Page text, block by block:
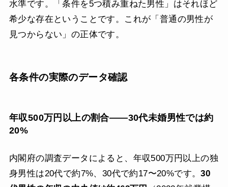
水準です。「条件を5つ積み重ねた男性」はそれほど
希少な存在ということです。これが「普通の男性が
見つからない」の正体です。
各条件の実際のデータ確認
年収500万円以上の割合——30代未婚男性では約
20%
内閣府の調査データによると、年収500万円以上の独
身男性は20代で約7%、30代で約17〜20%です。30